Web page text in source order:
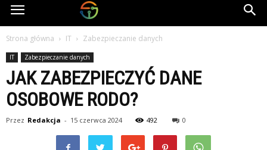
Cybertec.pl
Strona główna IT Zabezpieczanie danych
IT Zabezpieczanie danych
JAK ZABEZPIECZYĆ DANE
OSOBOWE RODO?
Przez Redakcja - 15 czerwca 2024 492 0